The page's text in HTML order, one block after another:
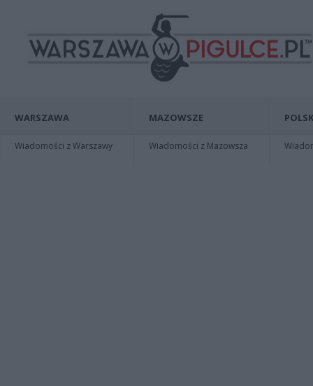
WARSZAWA
Wiadomości z Warszawy
MAZOWSZE
Wiadomości z Mazowsza